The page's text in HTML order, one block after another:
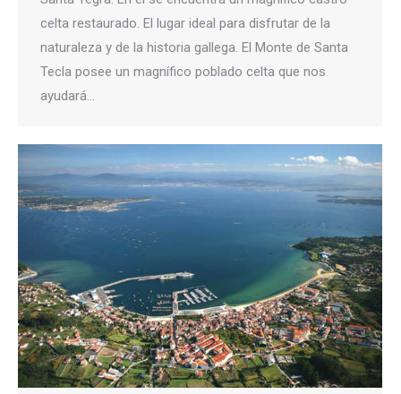
celta restaurado. El lugar ideal para disfrutar de la
naturaleza y de la historia gallega. El Monte de Santa
Tecla posee un magnífico poblado celta que nos
ayudará…